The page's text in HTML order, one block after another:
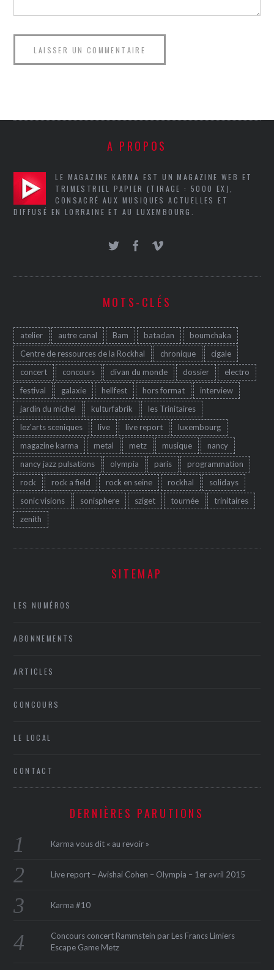
A PROPOS
LE MAGAZINE KARMA EST UN MAGAZINE WEB ET
TRIMESTRIEL PAPIER (TIRAGE : 5000 EX),
CONSACRÉ AUX MUSIQUES ACTUELLES ET
DIFFUSÉ EN LORRAINE ET AU LUXEMBOURG.
MOTS-CLÉS
atelier autre canal Bam bataclan
boumchaka
Centre de ressources de la Rockhal
chronique
cigale
concert
concours divan du monde dossier
electro
festival
galaxie hellfest hors format
interview
jardin du michel
kulturfabrik
les Trinitaires
lez'arts sceniques
live live report
luxembourg
magazine karma
metal metz musique
nancy
nancy jazz pulsations
olympia paris
programmation
rock
rock a field rock en seine rockhal
solidays
sonic visions
sonisphere sziget tournée
trinitaires
zenith
SITEMAP
LES NUMÉROS
ABONNEMENTS
ARTICLES
CONCOURS
LE LOCAL
CONTACT
DERNIÈRES PARUTIONS
Karma vous dit « au revoir »
Live report – Avishai Cohen – Olympia – 1er avril 2015
Karma #10
Concours concert Rammstein par Les Francs Limiers
Escape Game Metz